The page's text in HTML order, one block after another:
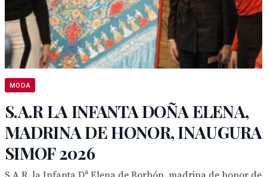
MODA
S.A.R LA INFANTA DOÑA ELENA,
MADRINA DE HONOR, INAUGURA
SIMOF 2026